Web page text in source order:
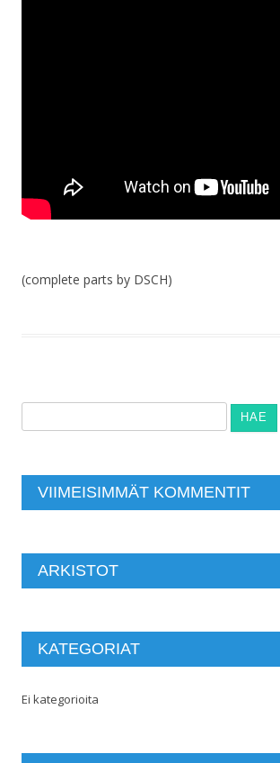
(complete parts by DSCH)
VIIMEISIMMÄT KOMMENTIT
ARKISTOT
KATEGORIAT
Ei kategorioita